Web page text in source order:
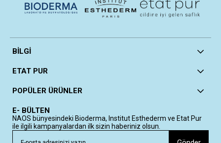
BİLGİ
ETAT PUR
POPÜLER ÜRÜNLER
E- BÜLTEN
NAOS bünyesindeki Bioderma, Institut Esthederm ve Etat Pur
ile ilgili kampanyalardan ilk sizin haberiniz olsun.